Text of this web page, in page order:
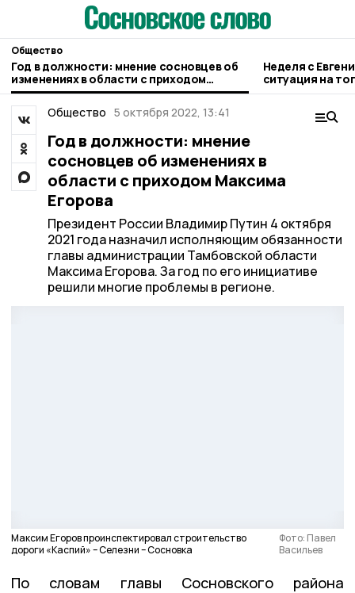
Общество
Год в должности: мнение сосновцев об
изменениях в области с приходом
Максима Егорова
Неделя с
ситуация на
городе и
Общество 5 октября 2022, 13:41
Год в должности: мнение
сосновцев об изменениях в
области с приходом Максима
Егорова
Президент России Владимир Путин 4 октября
2021 года назначил исполняющим обязанности
главы администрации Тамбовской области
Максима Егорова. За год по его инициативе
решили многие проблемы в регионе.
Максим Егоров проинспектировал строительство
дороги «Каспий» – Селезни – Сосновка
Фото: Павел
Васильев
По словам главы Сосновского района